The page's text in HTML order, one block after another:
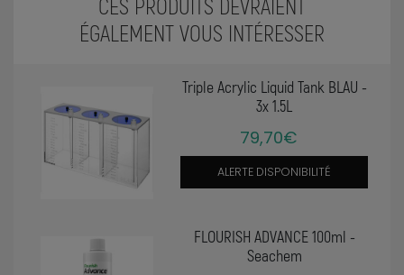
ÉGALEMENT VOUS INTÉRESSER
Triple Acrylic Liquid Tank BLAU -
3x 1.5L
79,70€
ALERTE DISPONIBILITÉ
FLOURISH ADVANCE 100ml -
Seachem